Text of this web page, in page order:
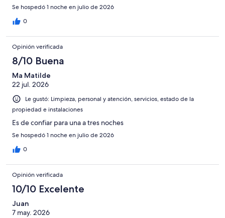
Se hospedó 1 noche en julio de 2026
0
Opinión verificada
8/10 Buena
Ma Matilde
22 jul. 2026
Le gustó: Limpieza, personal y atención, servicios, estado de la
propiedad e instalaciones
Es de confiar para una a tres noches
Se hospedó 1 noche en julio de 2026
0
Opinión verificada
10/10 Excelente
Juan
7 may. 2026